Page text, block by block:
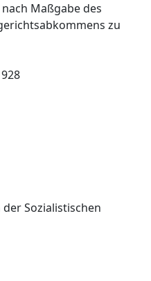
Maßgabe des
zu
Sozialistischen